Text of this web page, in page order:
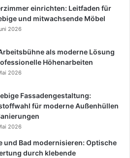
einrichten: Leitfaden für
und mitwachsende Möbel
2026
als moderne Lösung
Höhenarbeiten
2026
Fassadengestaltung:
für moderne Außenhüllen
2026
und Bad modernisieren: Optische
durch klebende